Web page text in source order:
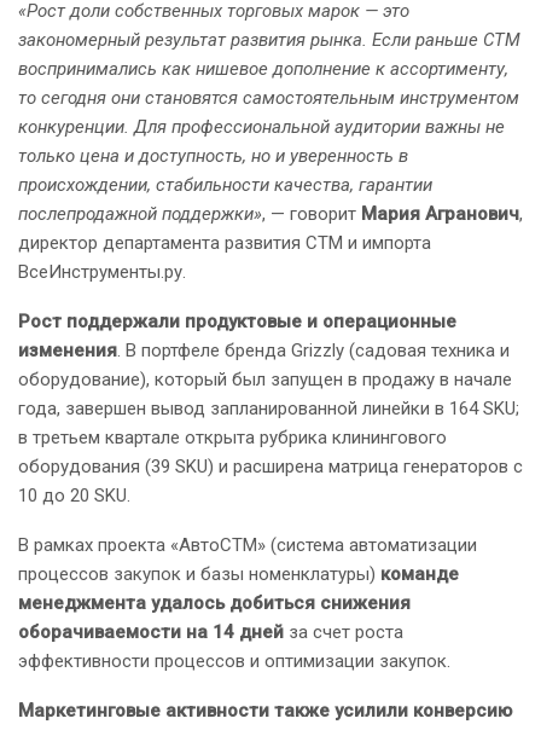
«Рост доли собственных торговых марок — это
закономерный результат развития рынка. Если раньше СТМ
воспринимались как нишевое дополнение к ассортименту,
то сегодня они становятся самостоятельным инструментом
конкуренции. Для профессиональной аудитории важны не
только цена и доступность, но и уверенность в
происхождении, стабильности качества, гарантии
послепродажной поддержки», — говорит Мария Агранович,
директор департамента развития СТМ и импорта
ВсеИнструменты.ру.
Рост поддержали продуктовые и операционные
изменения. В портфеле бренда Grizzly (садовая техника и
оборудование), который был запущен в продажу в начале
года, завершен вывод запланированной линейки в 164 SKU;
в третьем квартале открыта рубрика клинингового
оборудования (39 SKU) и расширена матрица генераторов с
10 до 20 SKU.
В рамках проекта «АвтоСТМ» (система автоматизации
процессов закупок и базы номенклатуры) команде
менеджмента удалось добиться снижения
оборачиваемости на 14 дней за счет роста
эффективности процессов и оптимизации закупок.
Маркетинговые активности также усилили конверсию